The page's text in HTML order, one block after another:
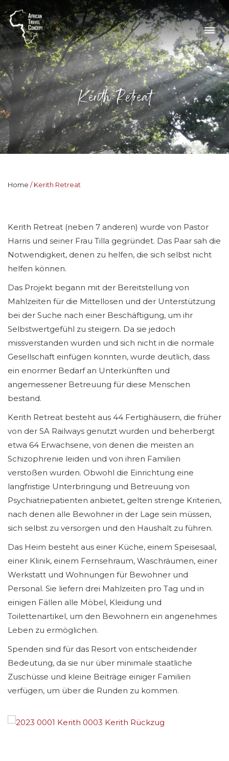
Kerith Retreat
Home Kerith Retreat
Kerith Retreat (neben 7 anderen) wurde von Pastor
Harris und seiner Frau Tilla gegründet. Das Paar sah die
Notwendigkeit, denen zu helfen, die sich selbst nicht
helfen können.
Das Projekt begann mit der Bereitstellung von
Mahlzeiten für die Mittellosen und der Unterstützung
bei der Suche nach einer Beschäftigung, um ihr
Selbstwertgefühl zu steigern. Da sie jedoch
missverstanden wurden und sich nicht in die normale
Gesellschaft einfügen konnten, wurde deutlich, dass
ein enormer Bedarf an Unterkünften und
angemessener Betreuung für diese Menschen
bestand.
Kerith Retreat besteht aus 44 Fertighäusern, die früher
von der SA Railways genutzt wurden und beherbergt
etwa 64 Erwachsene, von denen die meisten an
Schizophrenie leiden und von ihren Familien
verstoßen wurden. Obwohl die Einrichtung eine
langfristige Unterbringung und Betreuung von
Psychiatriepatienten anbietet, gelten strenge Kriterien,
nach denen alle Bewohner in der Lage sein müssen,
sich selbst zu versorgen und den Haushalt zu führen.
Das Heim besteht aus einer Küche, einem Speisesaal,
einer Klinik, einem Fernsehraum, Waschräumen, einer
Werkstatt und Wohnungen für Bewohner und
Personal. Sie liefern drei Mahlzeiten pro Tag und in
einigen Fällen alle Möbel, Kleidung und
Toilettenartikel, um den Bewohnern ein angenehmes
Leben zu ermöglichen.
Spenden sind für das Resort von entscheidender
Bedeutung, da sie nur über minimale staatliche
Zuschüsse und kleine Beiträge einiger Familien
verfügen, um über die Runden zu kommen.